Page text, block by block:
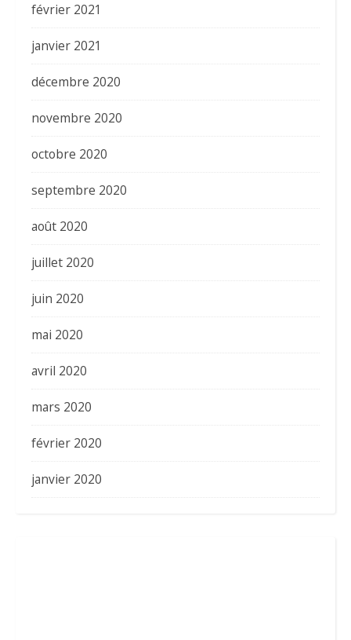
février 2021
janvier 2021
décembre 2020
novembre 2020
octobre 2020
septembre 2020
août 2020
juillet 2020
juin 2020
mai 2020
avril 2020
mars 2020
février 2020
janvier 2020